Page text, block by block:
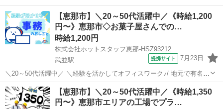
【恵那市】＼20～50代活躍中／《時給1,200
円〜》恵那市◇お菓子屋さんでの…
時給1,200円
株式会社ホットスタッフ恵那-HSZ93212
武並駅
提携サイト 7月23日
＼20～50代活躍中／ ＼経験を活かしてオフィスワーク♪/ 地元で有名な
企業で! デスクワークをはじめませんか?◎ 少人数の落ち着いたオフィ
ス環境が♪ あなたの新しいスタートを★ 全力で応援します!◎
=========...
岐阜 恵那市 武並駅
【恵那市】＼20～50代活躍中／《時給1,350
円〜》恵那市エリアの工場でプラ…